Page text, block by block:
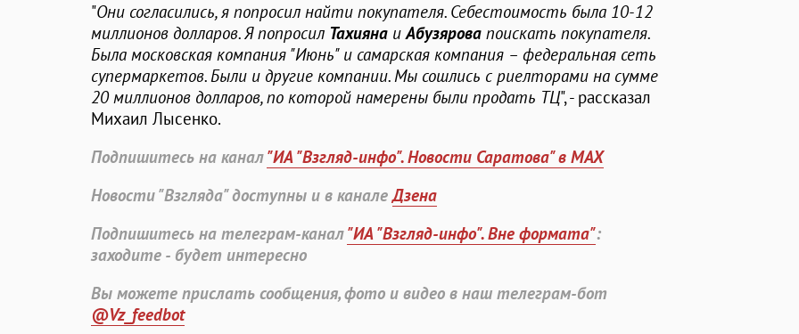
"Они согласились, я попросил найти покупателя. Себестоимость была 10-12
миллионов долларов. Я попросил Тахияна иАбузярова поискать покупателя.
Была московская компания "Июнь" и самарская компания – федеральная сеть
супермаркетов. Были и другие компании. Мы сошлись с риелторами на сумме
20 миллионов долларов, по которой намерены были продать ТЦ", - рассказал
Михаил Лысенко.
Подпишитесь на канал"ИА "Взгляд-инфо". Новости Саратова" в MAX
Новости "Взгляда" доступны и в каналеДзена
Подпишитесь на телеграм-канал"ИА "Взгляд-инфо". Вне формата":
заходите - будет интересно
Вы можете прислать сообщения, фото и видео в наш телеграм-бот
@Vz_feedbot